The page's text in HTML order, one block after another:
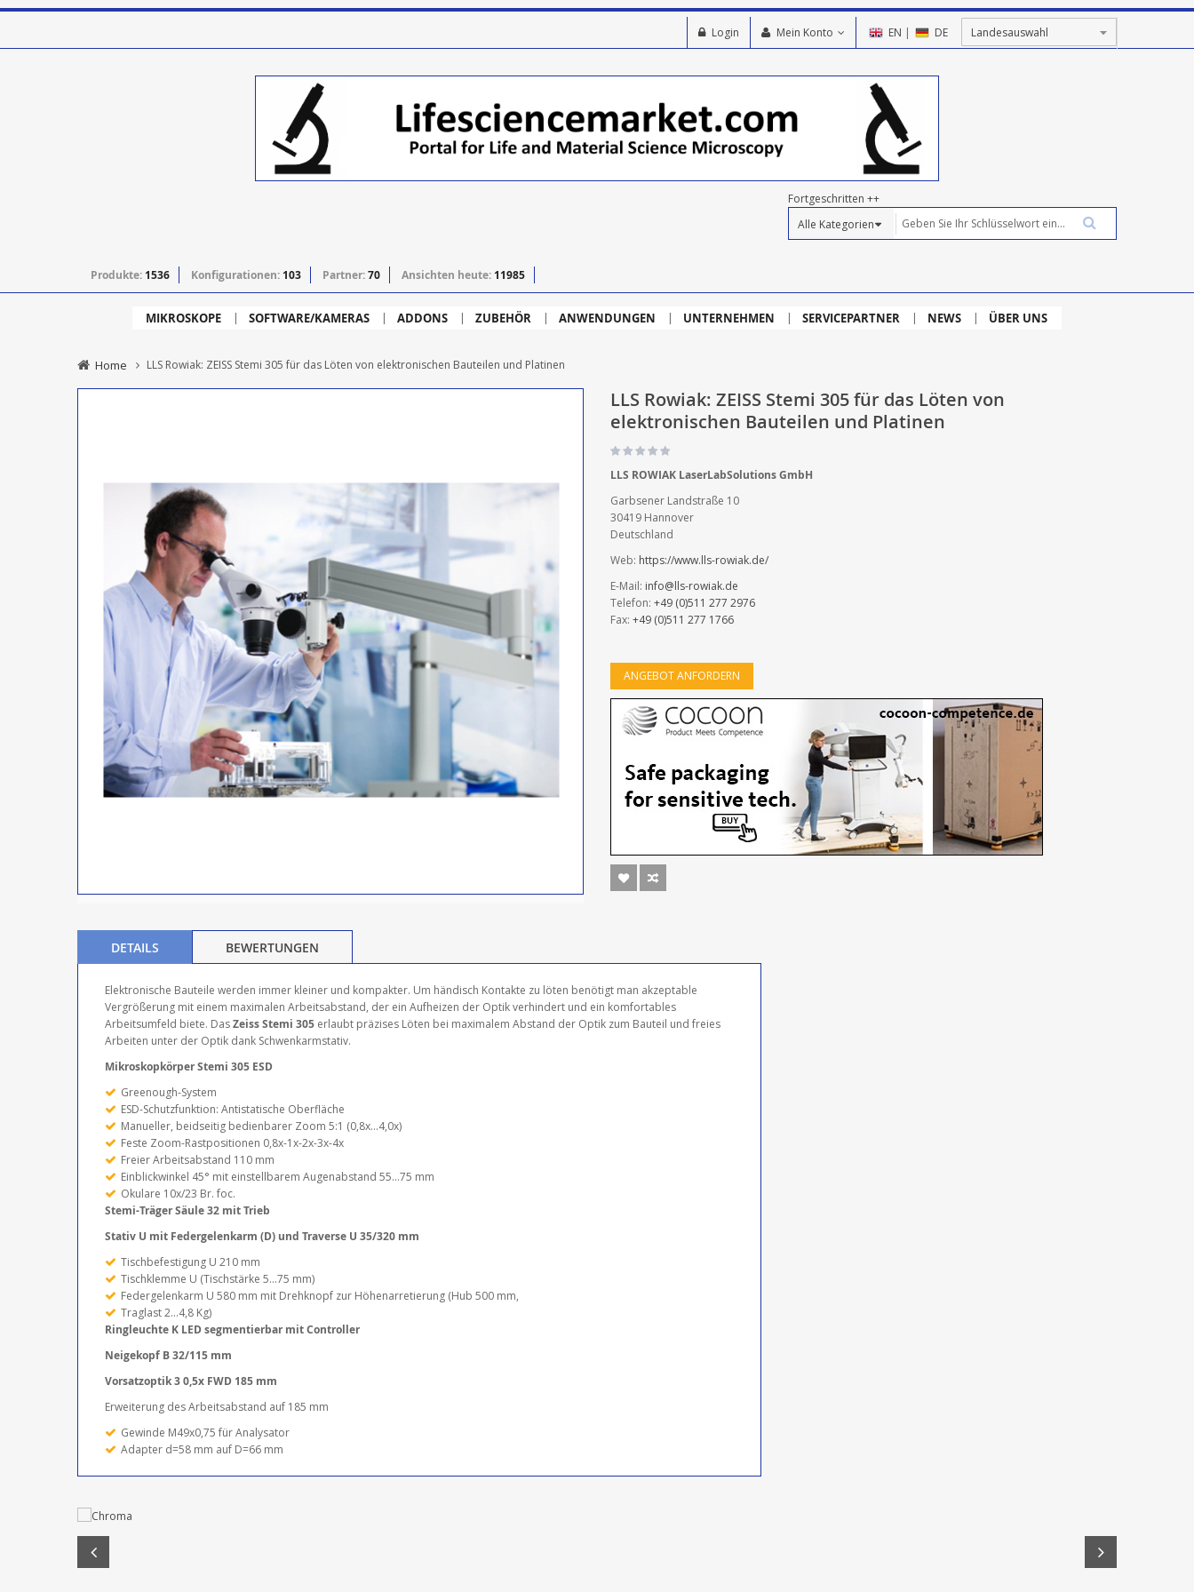
EN | DE
Mein Konto
Login
Fortgeschritten ++
Produkte: 1536 Konfigurationen: 103 Partner:70 Ansichten heute: 11985
MIKROSKOPE SOFTWARE/KAMERAS ADDONS ZUBEHÖR ANWENDUNGEN UNTERNEHMEN SERVICEPARTNER NEWS ÜBER UNS
Home LLS Rowiak: ZEISS Stemi 305 für das Löten von elektronischen Bauteilen und Platinen
LLS Rowiak: ZEISS Stemi 305 für das Löten von
elektronischen Bauteilen und Platinen
LLS ROWIAK LaserLabSolutions GmbH
Garbsener Landstraße 10
30419 Hannover
Deutschland
Web: https://www.lls-rowiak.de/
E-Mail: info@lls-rowiak.de
Telefon: +49 (0)511 277 2976
Fax: +49 (0)511 277 1766
ANGEBOT ANFORDERN
DETAILS
Elektronische Bauteile werden immer kleiner und kompakter. Um händisch Kontakte zu löten benötigt man akzeptable
Vergrößerung mit einem maximalen Arbeitsabstand, der ein Aufheizen der Optik verhindert und ein komfortables
Arbeitsumfeld biete. DasZeiss Stemi 305 erlaubt präzises Löten bei maximalem Abstand der Optik zum Bauteil und freies
Arbeiten unter der Optik dank Schwenkarmstativ.
Mikroskopkörper Stemi 305 ESD
Greenough-System
ESD-Schutzfunktion: Antistatische Oberfläche
Manueller, beidseitig bedienbarer Zoom 5:1 (0,8x...4,0x)
Feste Zoom-Rastpositionen 0,8x-1x-2x-3x-4x
Freier Arbeitsabstand 110 mm
Einblickwinkel 45° mit einstellbarem Augenabstand 55...75 mm
Okulare 10x/23 Br. foc.
Stemi-Träger Säule 32 mit Trieb
Stativ U mit Federgelenkarm (D) und Traverse U 35/320 mm
Tischbefestigung U 210 mm
Tischklemme U (Tischstärke 5...75 mm)
Federgelenkarm U 580 mm mit Drehknopf zur Höhenarretierung (Hub 500 mm,
Traglast 2…4,8 Kg)
Ringleuchte K LED segmentierbar mit Controller
Neigekopf B 32/115 mm
Vorsatzoptik 3 0,5x FWD 185 mm
Erweiterung des Arbeitsabstand auf 185 mm
Gewinde M49x0,75 für Analysator
Adapter d=58 mm auf D=66 mm
BEWERTUNGEN